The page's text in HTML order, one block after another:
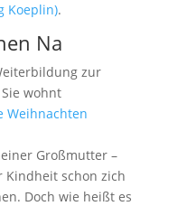
Koeplin).
Na
zur
wohnt
Großmutter –
schon zich
Doch wie heißt es